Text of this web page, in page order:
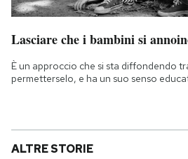
Lasciare che i bambini si
È un approccio che si sta diffondendo
permetterselo, e ha un suo senso
ALTRE STORIE